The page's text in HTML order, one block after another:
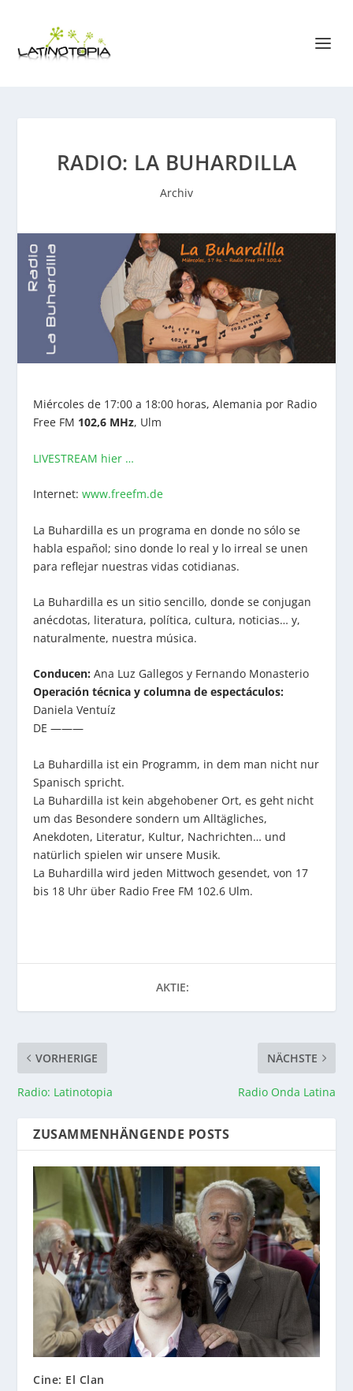
RADIO: LA BUHARDILLA
Archiv
Miércoles de 17:00 a 18:00 horas, Alemania por Radio
Free FM 102,6 MHz, Ulm
LIVESTREAM hier …
Internet: www.freefm.de
La Buhardilla es un programa en donde no sólo se
habla español; sino donde lo real y lo irreal se unen
para reflejar nuestras vidas cotidianas.
La Buhardilla es un sitio sencillo, donde se conjugan
anécdotas, literatura, política, cultura, noticias… y,
naturalmente, nuestra música.
Conducen: Ana Luz Gallegos y Fernando Monasterio
Operación técnica y columna de espectáculos:
Daniela Ventuíz
DE ———
La Buhardilla ist ein Programm, in dem man nicht nur
Spanisch spricht.
La Buhardilla ist kein abgehobener Ort, es geht nicht
um das Besondere sondern um Alltägliches,
Anekdoten, Literatur, Kultur, Nachrichten… und
natürlich spielen wir unsere Musik.
La Buhardilla wird jeden Mittwoch gesendet, von 17
bis 18 Uhr über Radio Free FM 102.6 Ulm.
AKTIE:
VORHERIGE
Radio: Latinotopia
NÄCHSTE
Radio Onda Latina
ZUSAMMENHÄNGENDE POSTS
Cine: El Clan